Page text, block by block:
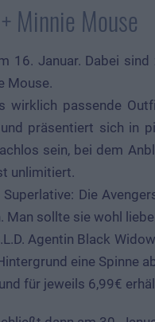
Minnie Mouse
16. Januar. Dabei
Mouse.
wirklich passende
präsentiert sich in
sein, bei dem
unlimitiert.
Die
sollte sie wohl
Agentin Black
eine Spinne
für jeweils 6,99€